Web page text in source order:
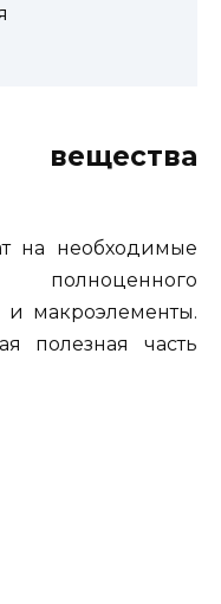
на необходимые
макроэлементы.
полезная часть